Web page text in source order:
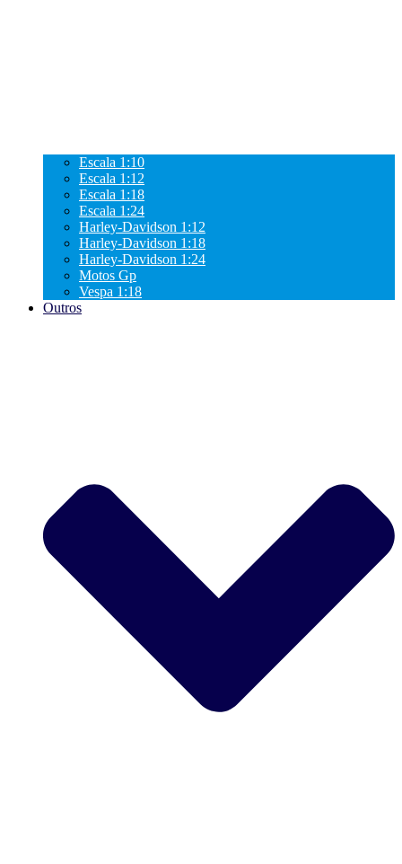
Escala 1:10
Escala 1:12
Escala 1:18
Escala 1:24
Harley-Davidson 1:12
Harley-Davidson 1:18
Harley-Davidson 1:24
Motos Gp
Vespa 1:18
Outros